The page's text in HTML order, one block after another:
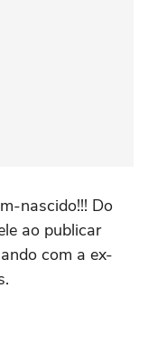
nascido!!! Do
ao publicar
com a ex-